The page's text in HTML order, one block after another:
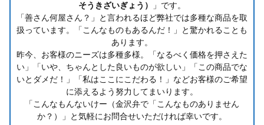
そうきざいぎょう）
」です。
「善さん何屋さん？」と言われるほど弊社では多種な商品を取
扱っています。「こんなものもあるんだ！」と驚かれることも
あります。
昨今、お客様のニーズは多種多様。「なるべく価格を押さえた
い」「いや、ちゃんとした良いものが欲しい」「この商品でな
いとダメだ！」「私はここにこだわる！」などお客様のご希望
に添えるよう努力してまいります。
「こんなもんないけー（金沢弁で「こんなものありません
か？）」と気軽にお問合せいただければ幸いです。